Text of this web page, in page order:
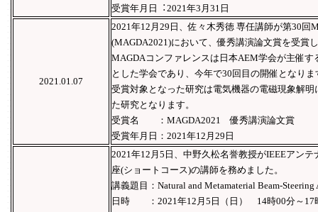
受賞年⽉⽇︓2021年3⽉31⽇
2021.01.07
2021年12月29日、佐々木秀徳 専任講師が第30回
(MAGDA2021)において、優秀講演論文賞を受賞
MAGDAコンファレンスは日本AEM学会が主催
とした学会であり、今年で30回目の開催となりま
受賞対象となった研究は電気機器の電磁現象解
た研究となります。
受賞名 ：MAGDA2021 優秀講演論文賞
受賞年月日：2021年12月29日
2021年12月5日、中野久松名誉教授がIEEEアン
座(ショートコース)の講師を務めました。
講義題目：Natural and Metamaterial Beam-Steering
日時 ：2021年12月5日（日） 14時00分～17